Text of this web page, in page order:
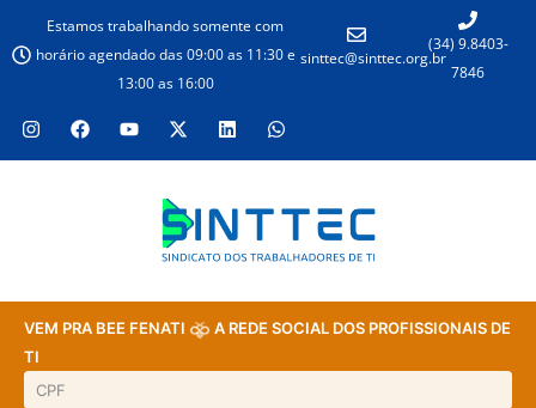
Estamos trabalhando somente com
horário agendado das 09:00 as 11:30 e
13:00 as 16:00
sinttec@sinttec.org.br
(34) 9.8403-
7846
VEM PRA BEE FENATI
A REDE SOCIAL DOS PROFISSIONAIS DE
TI